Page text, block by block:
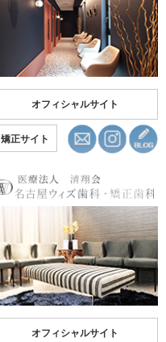
オフィシャルサイト
矯正サイト
オフィシャルサイト